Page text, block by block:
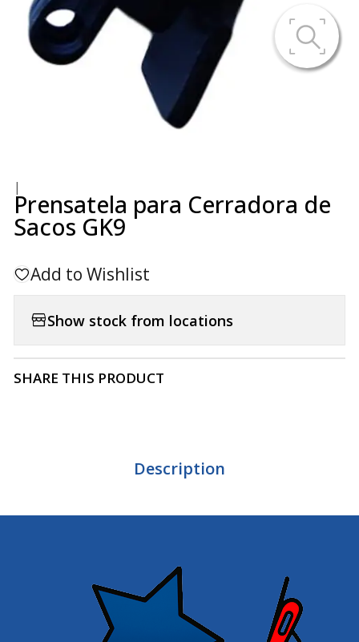
|
Prensatela para Cerradora de
Sacos GK9
Add to Wishlist
Show stock from locations
SHARE THIS PRODUCT
Description